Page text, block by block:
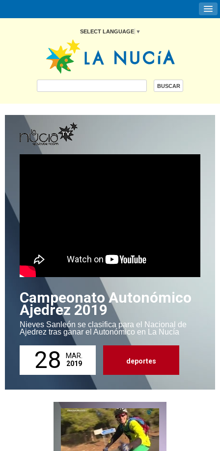
SELECT LANGUAGE ▼
Campeonato Autonómico
Ajedrez 2019
Nieves Sanleón se clasifica para el Nacional de
Ajedrez tras ganar el Autonómico en La Nucía
28
MAR.
2019
deportes